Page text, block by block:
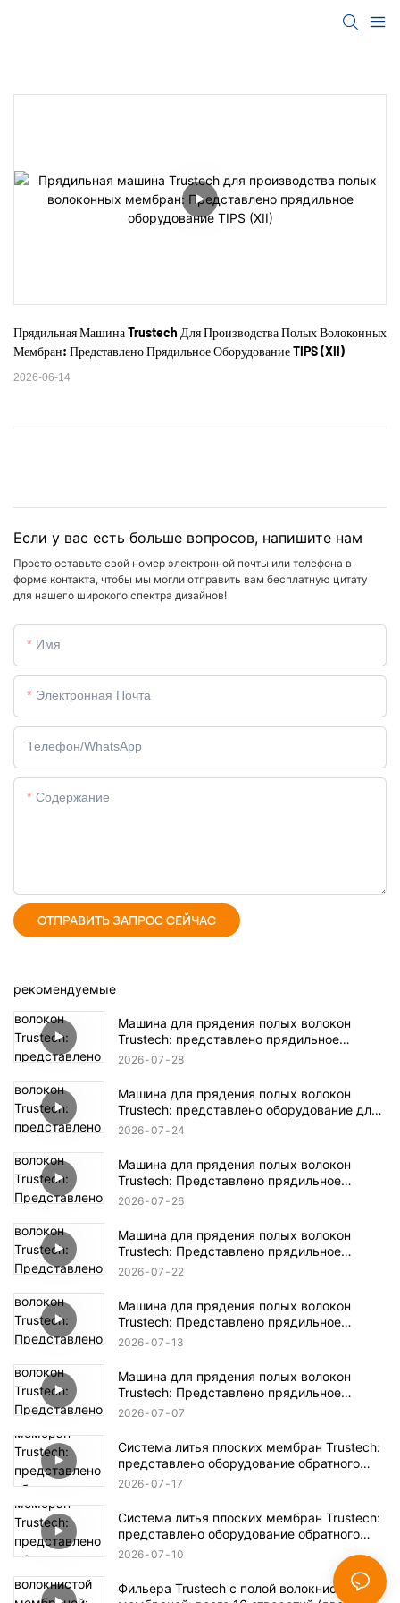
Прядильная Машина Trustech Для Производства Полых Волоконных
Мембран: Представлено Прядильное Оборудование TIPS (XII)
2026-06-14
Если у вас есть больше вопросов, напишите нам
Просто оставьте свой номер электронной почты или телефона в
форме контакта, чтобы мы могли отправить вам бесплатную цитату
для нашего широкого спектра дизайнов!
Имя
Электронная Почта
Телефон/WhatsApp
Содержание
ОТПРАВИТЬ ЗАПРОС СЕЙЧАС
рекомендуемые
Машина для прядения полых волокон
Trustech: представлено прядильное
оборудование TIPS (17)
2026 07 28
Машина для прядения полых волокон
Trustech: представлено оборудование для
прядения TIPS (16)
2026 07 24
Машина для прядения полых волокон
Trustech: Представлено прядильное
оборудование NIPS (18)
2026 07 26
Машина для прядения полых волокон
Trustech: Представлено прядильное
оборудование NIPS (17)
2026 07 22
Машина для прядения полых волокон
Trustech: Представлено прядильное
оборудование NIPS (16)
2026 07 13
Машина для прядения полых волокон
Trustech: Представлено прядильное
оборудование NIPS (15)
2026 07 07
Система литья плоских мембран Trustech:
представлено оборудование обратного
осмоса (XIV)
2026 07 17
Система литья плоских мембран Trustech:
представлено оборудование обратного
осмоса (XIII)
2026 07 10
Фильера Trustech с полой волокнистой